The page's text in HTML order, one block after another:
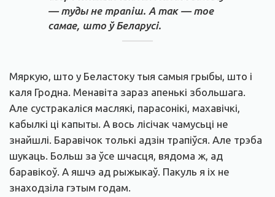
— туды не трапіш. А так — тое
самае, што ў Беларусі.
Мяркую, што у Беластоку тыя самыя грыбы, што і
каля Гродна. Менавіта зараз апенькі збольшага.
Але сустракаліся маслякі, парасонікі, махавічкі,
кабылкі ці капыты. А вось лісічак чамусьці не
знайшлі. Баравічок толькі адзін трапіўся. Але трэба
шукаць. Больш за ўсе шчасця, вядома ж, ад
баравікоў. А яшчэ ад рыжыкаў. Пакуль я іх не
знаходзіла гэтым годам.